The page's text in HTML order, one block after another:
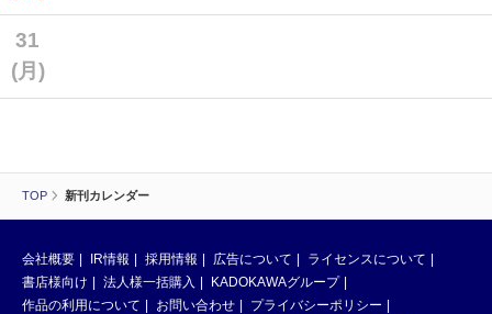
TOP 新刊カレンダー
31
(月)
会社概要 IR情報 採用情報 広告について
ライセンスについて
書店様向け
法人様一括購入
KADOKAWAグループ
作品の利用について
お問い合わせ
プライバシーポリシー